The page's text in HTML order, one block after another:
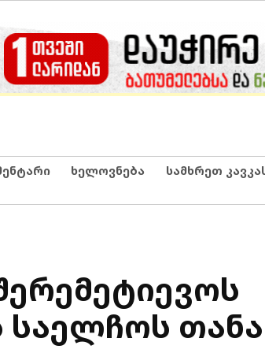
ხელოვნება სამხრეთ
საელჩოს